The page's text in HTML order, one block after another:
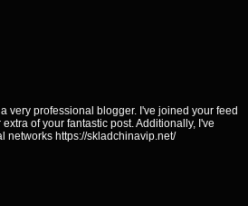
very professional blogger. I've joined your feed
of your fantastic post. Additionally, I've
networks https://skladchinavip.net/